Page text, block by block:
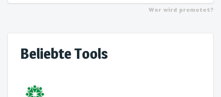
Wer wird promotet?
Beliebte Tools